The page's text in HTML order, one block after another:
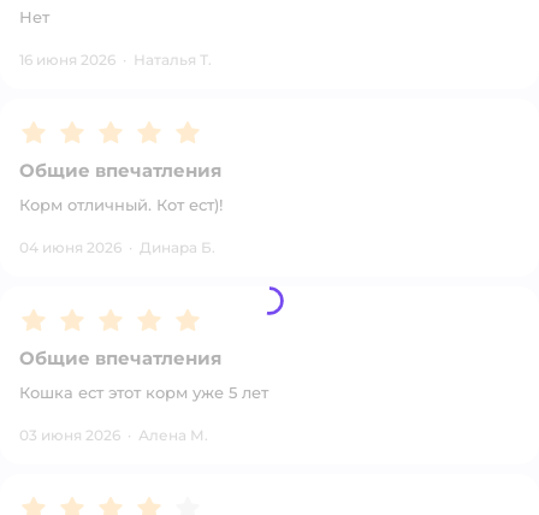
Нет
16 июня 2026 · Наталья Т.
Рейтинг:5
Общие впечатления
Корм отличный. Кот ест)!
04 июня 2026 · Динара Б.
Рейтинг:5
Общие впечатления
Кошка ест этот корм уже 5 лет
03 июня 2026 · Алена М.
Рейтинг:4